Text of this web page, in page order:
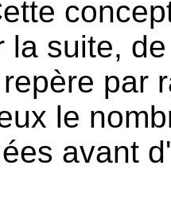
la suite,
par
le
avant